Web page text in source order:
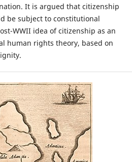
It is argued that citizenship
be subject to constitutional
WWII idea of citizenship as an
human rights theory, based on